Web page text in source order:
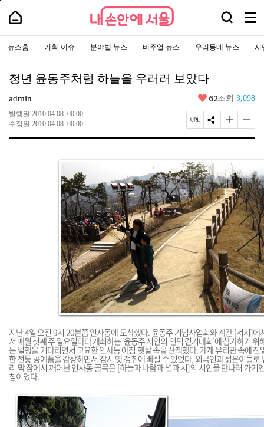
가
내
손
에
서
울
-
울
시
표
통
포
털
내
손
서
울
검
창
열
기
메
뉴
전
체
보
비
뉴스홈 기획·이슈 분야별 뉴스 비주얼 뉴스 우리동네 뉴스 시
청년 윤동주처럼 하늘을 우러러 보았다
admin
발행일 2010.04.08. 00:00
수정일 2010.04.08. 00:00
좋
요
62조회 3,098
페
이
R
L
복
사
S
N
유
하
기
글
자
크
게
변
경
하
기
글
자
작
게
변
경
하
기
지난 4일 오전 9시 20분쯤 인사동에 도착했다. 윤동주 기념사업회와 계간 [서시]
서 매월 첫째 주 일요일마다 개최하는 ‘윤동주 시인의 언덕 걷기대회’에 참가하기
는 일행을 기다리면서 고요한 인사동 아침 햇살 속을 산책했다. 가게 유리관 속에
한 전통 공예품을 감상하면서 잠시 옛 정취에 빠질 수 있었다. 외국인과 젊은이들
리 막 잠에서 깨어난 인사동 골목은 [하늘과 바람과 별과 시]의 시인을 만나러 가기
침이었다.
단